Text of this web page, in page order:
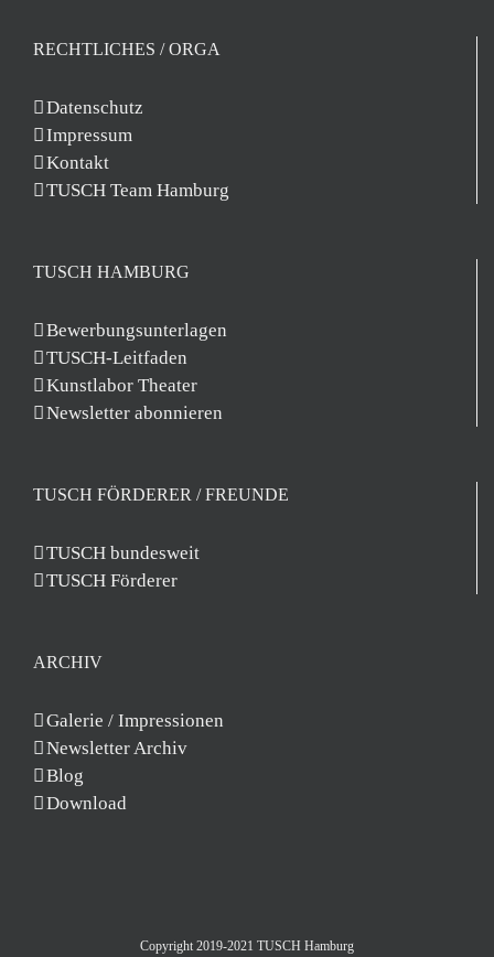
RECHTLICHES / ORGA
Datenschutz
Impressum
Kontakt
TUSCH Team Hamburg
TUSCH HAMBURG
Bewerbungsunterlagen
TUSCH-Leitfaden
Kunstlabor Theater
Newsletter abonnieren
TUSCH FÖRDERER / FREUNDE
TUSCH bundesweit
TUSCH Förderer
ARCHIV
Galerie / Impressionen
Newsletter Archiv
Blog
Download
Copyright 2019-2021 TUSCH Hamburg